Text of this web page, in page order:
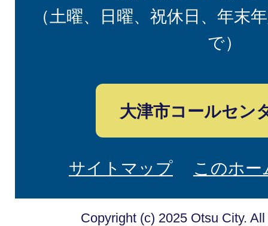
（土曜、日曜、祝休日、年末
で）
大津市コールセン
サイトマップ このホ
Copyright (c) 2025 Otsu City.